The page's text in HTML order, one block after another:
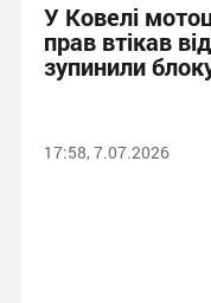
У Ковелі
прав втікав
зупинили
17:58, 7.07.2026